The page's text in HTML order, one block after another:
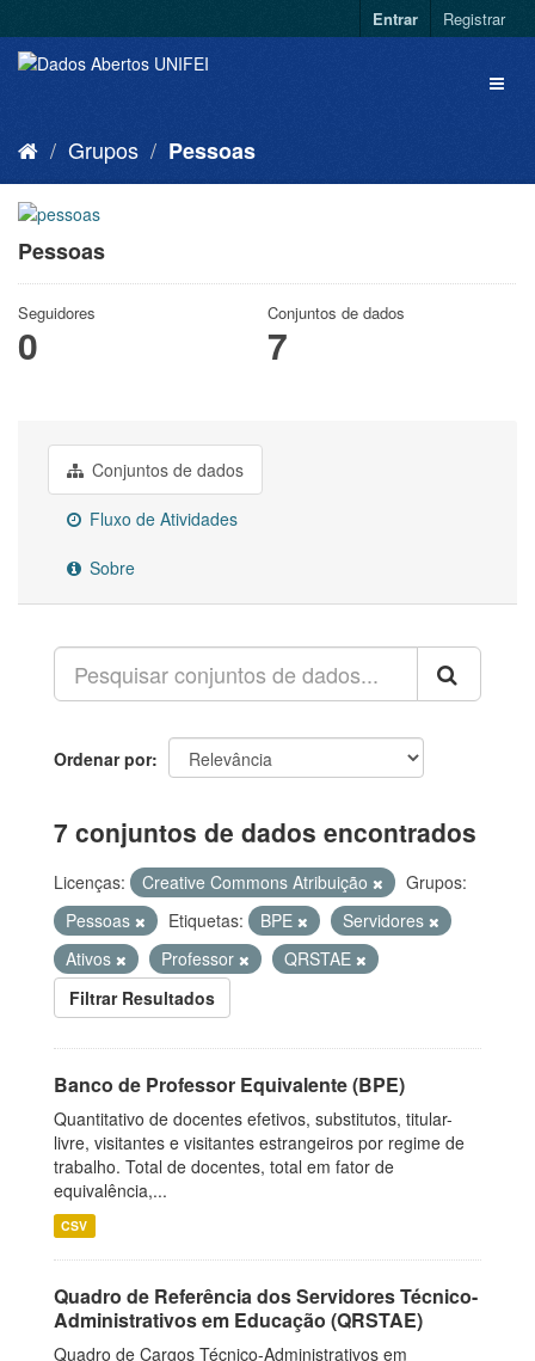
Entrar Registrar
Grupos Pessoas
Pessoas
Seguidores
0
Conjuntos de dados
7
Conjuntos de dados
Fluxo de Atividades
Sobre
Ordenar por
7 conjuntos de dados encontrados
Licenças: Creative Commons Atribuição
Grupos:
Pessoas
Etiquetas: BPE
Servidores
Ativos
Professor
QRSTAE
Filtrar Resultados
Banco de Professor Equivalente (BPE)
Quantitativo de docentes efetivos, substitutos, titular-
livre, visitantes e visitantes estrangeiros por regime de
trabalho. Total de docentes, total em fator de
equivalência,...
CSV
Quadro de Referência dos Servidores Técnico-
Administrativos em Educação (QRSTAE)
Quadro de Cargos Técnico-Administrativos em